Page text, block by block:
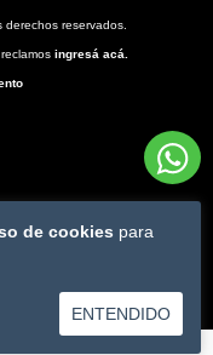
de cookies para
ENTENDIDO
derechos reservados.
ingresá acá.